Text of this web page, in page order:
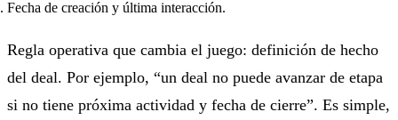
Fecha de creación y última interacción.
Regla operativa que cambia el juego: definición de hecho
del deal. Por ejemplo, “un deal no puede avanzar de etapa
si no tiene próxima actividad y fecha de cierre”. Es simple,